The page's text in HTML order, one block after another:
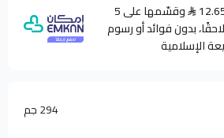
وقسّمها على 5
بدون فوائد أو رسوم
الإسلامية
294 جم